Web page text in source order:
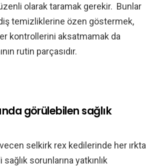
olarak taramak gerekir. Bunlar
diş temizliklerine özen göstermek,
kontrollerini aksatmamak da
rutin parçasıdır.
görülebilen sağlık
selkirk rex kedilerinde her ırkta
sorunlarına yatkınlık